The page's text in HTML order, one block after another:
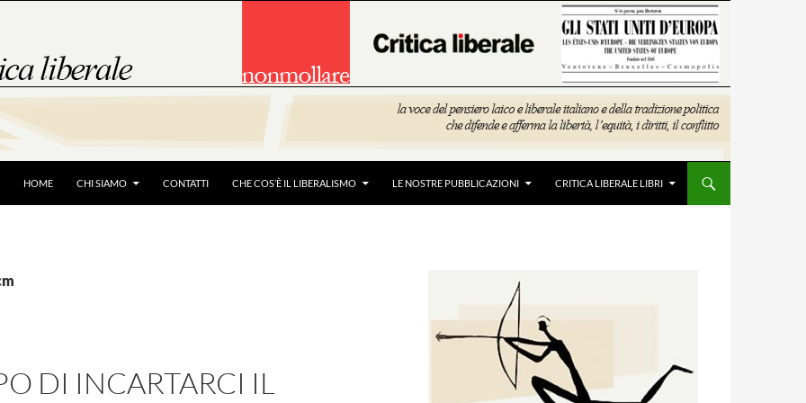
HOME CHI SIAMO CONTATTI CHE COS’È IL LIBERALISMO LE NOSTRE PUBBLICAZIONI CRITICA LIBERALE LIBRI
DI INCARTARCI IL